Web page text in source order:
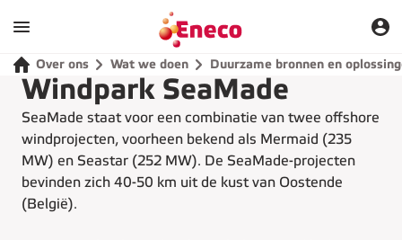
Over ons Wat we doen Duurzame bronnen en
Windpark SeaMade
SeaMade staat voor een combinatie van twee offshore
windprojecten, voorheen bekend als Mermaid (235
MW) en Seastar (252 MW). De SeaMade-projecten
bevinden zich 40-50 km uit de kust van Oostende
(België).